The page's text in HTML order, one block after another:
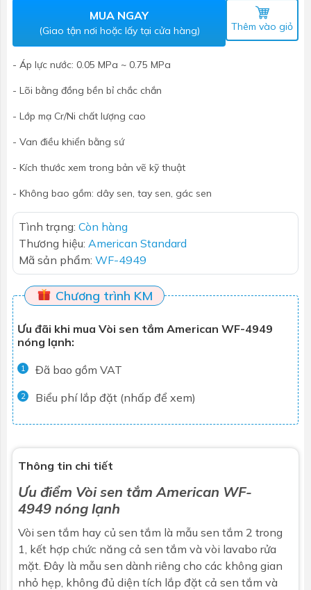
MUA NGAY
(Giao tận nơi hoặc lấy tại cửa hàng) Thêm vào giỏ
- Áp lực nước: 0.05 MPa ~ 0.75 MPa
- Lõi bằng đồng bền bỉ chắc chắn
- Lớp mạ Cr/Ni chất lượng cao
- Van điều khiển bằng sứ
- Kích thước xem trong bản vẽ kỹ thuật
- Không bao gồm: dây sen, tay sen, gác sen
Tình trạng: Còn hàng
Thương hiệu: American Standard
Mã sản phẩm: WF-4949
Chương trình KM
Ưu đãi khi mua Vòi sen tắm American WF-4949
nóng lạnh:
1 Đã bao gồm VAT
2 Biểu phí lắp đặt (nhấp để xem)
Thông tin chi tiết
Ưu điểm Vòi sen tắm American WF-
4949 nóng lạnh
Vòi sen tắm hay củ sen tắm là mẫu sen tắm 2 trong
1, kết hợp chức năng cả sen tắm và vòi lavabo rửa
mặt. Đây là mẫu sen dành riêng cho các không gian
nhỏ hẹp, không đủ diện tích lắp đặt cả sen tắm và